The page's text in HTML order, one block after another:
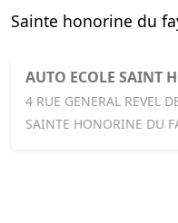
Sainte honorine du
AUTO ECOLE SAINT
4 RUE GENERAL REVEL
SAINTE HONORINE DU